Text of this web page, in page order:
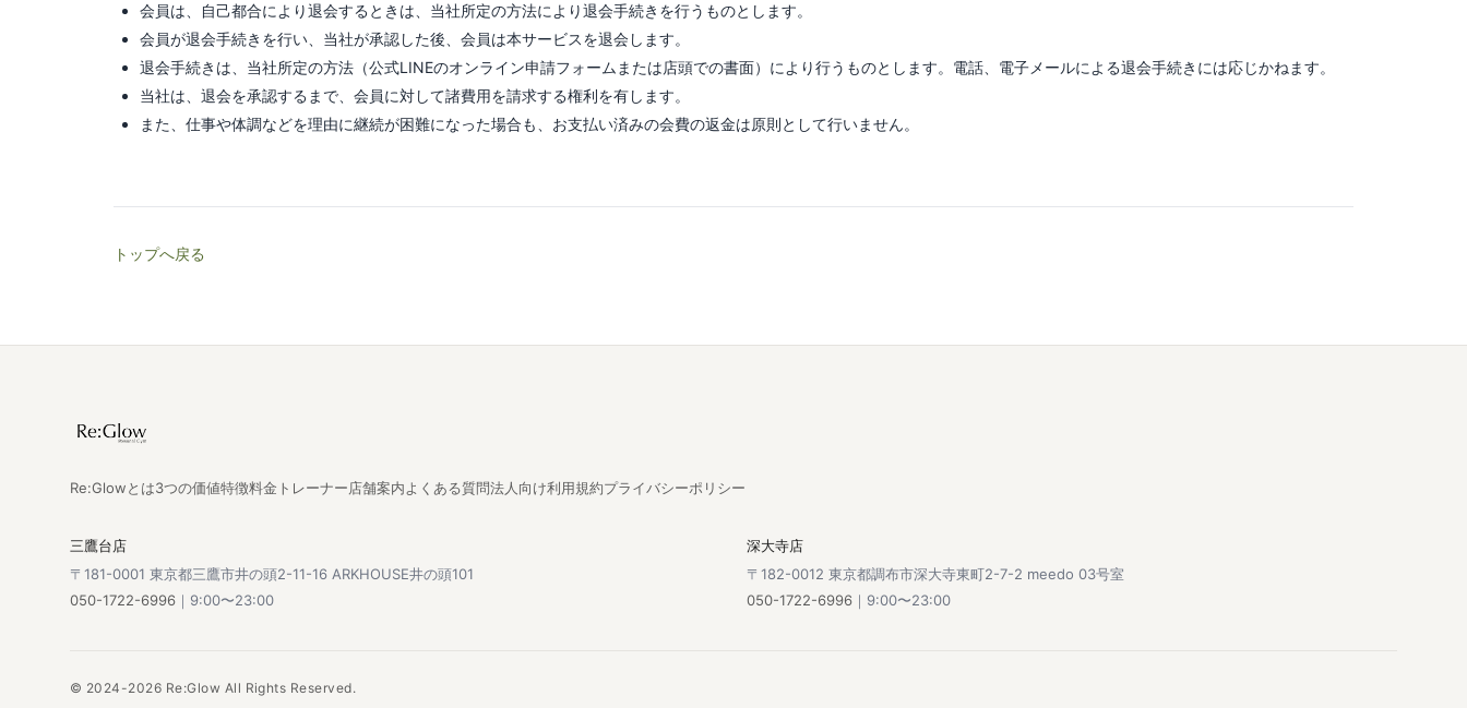
会員は、自己都合により退会するときは、当社所定の方法により退会手続きを行うものとします。
会員が退会手続きを行い、当社が承認した後、会員は本サービスを退会します。
退会手続きは、当社所定の方法（公式LINEのオンライン申請フォームまたは店頭での書面）により行うものとします。電話、電子メールによる退会手続きには応じかねます。
当社は、退会を承認するまで、会員に対して諸費用を請求する権利を有します。
また、仕事や体調などを理由に継続が困難になった場合も、お支払い済みの会費の返金は原則として行いません。
トップへ戻る
Re:Glowとは3つの価値特徴料金 トレーナー店舗案内よくある質問法人向け利用規約プライバシーポリシー
三鷹台店
〒181-0001 東京都三鷹市井の頭2-11-16 ARKHOUSE井の頭101
050-1722-6996 ｜9:00〜23:00
深大寺店
〒182-0012 東京都調布市深大寺東町2-7-2 meedo 03号室
050-1722-6996 ｜9:00〜23:00
© 2024-2026 Re:Glow All Rights Reserved.